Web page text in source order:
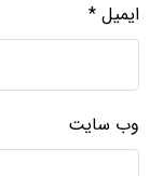
ایمیل*
وب‌ سایت